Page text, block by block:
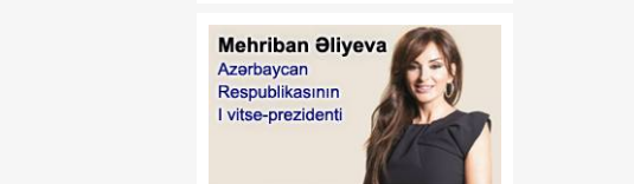
adamı qətlə yetirəndən
sonra intihar edib
07 Avqust
Bakıda keçiriləcək
Azərbaycan Beynəlxalq
İnvestisiya Forumu ilə
13:26
07 Avqust